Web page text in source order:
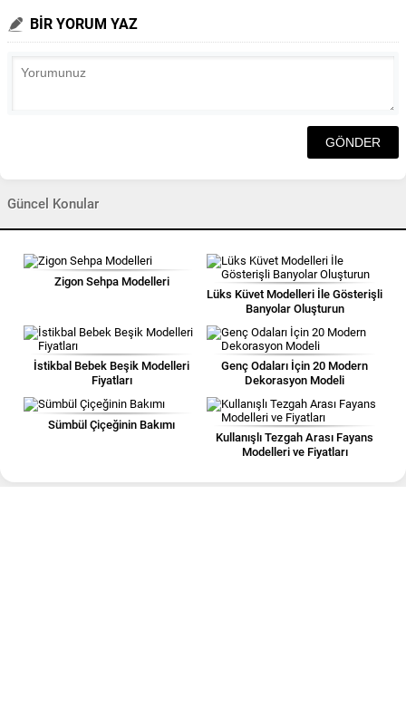
BİR YORUM YAZ
Güncel Konular
Zigon Sehpa Modelleri
Lüks Küvet Modelleri İle Gösterişli
Banyolar Oluşturun
İstikbal Bebek Beşik Modelleri
Fiyatları
Genç Odaları İçin 20 Modern
Dekorasyon Modeli
Sümbül Çiçeğinin Bakımı
Kullanışlı Tezgah Arası Fayans
Modelleri ve Fiyatları